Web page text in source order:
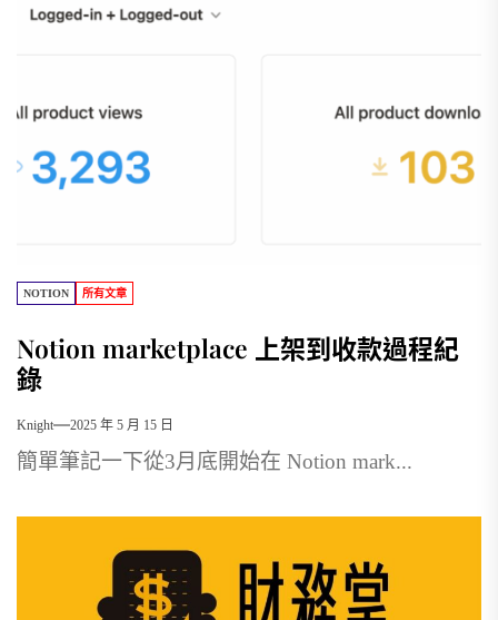
NOTION 所有文章
Notion marketplace 上架到收款過程紀
錄
Knight 2025 年 5 月 15 日
簡單筆記一下從3月底開始在 Notion mark...